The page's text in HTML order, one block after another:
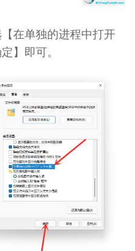
在单独的进程中打开
】即可。